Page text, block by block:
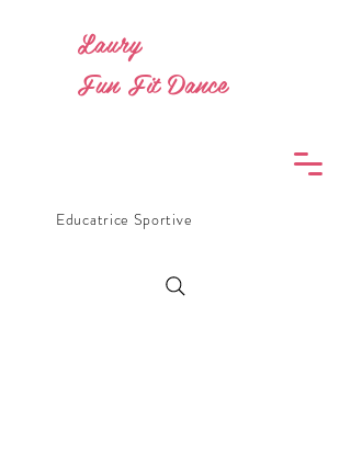
Educatrice Sportive
Laury
Fun Fit Dance